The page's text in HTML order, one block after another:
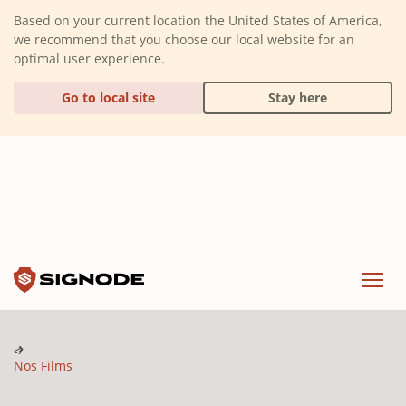
Based on your current location the United States of America,
we recommend that you choose our local website for an
optimal user experience.
Go to local site Stay here
Nos Films